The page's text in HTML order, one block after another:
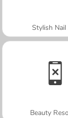
Stylish
Beauty